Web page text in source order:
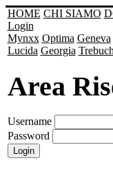
HOME CHI SIAMO
Login
Mynxx Optima Geneva
Lucida Georgia
Area
Username
Password